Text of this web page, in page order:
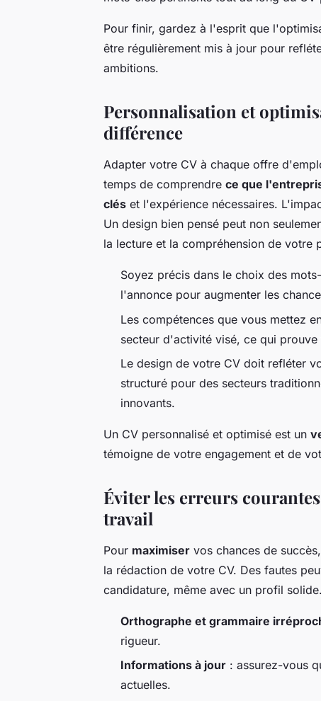
Pour finir, gardez à l'esprit que
être régulièrement mis à jour pour
ambitions.
Personnalisation et
différence
Adapter votre CV à chaque offre
temps de comprendre ce que
clés et l'expérience nécessaires.
Un design bien pensé peut non
la lecture et la compréhension de votre
Soyez précis dans le choix des
l'annonce pour augmenter les
Les compétences que vous mettez
secteur d'activité visé, ce qui prouve
Le design de votre CV doit refléter
structuré pour des secteurs
innovants.
Un CV personnalisé et optimisé est un
témoigne de votre engagement et de
Éviter les erreurs
travail
Pour maximiser vos chances de
la rédaction de votre CV. Des fautes
candidature, même avec un profil solide.
Orthographe et grammaire
rigueur.
Informations à jour : assurez-vous
actuelles.